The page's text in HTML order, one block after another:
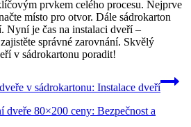
prvkem celého procesu. Nejprve
místo pro otvor. Dále sádrokarton
Nyní je čas na instalaci dveří –
správné zarovnání. Skvělý
v sádrokartonu poradit!
v sádrokartonu: Instalace dveří